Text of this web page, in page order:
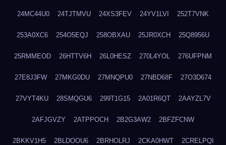
24MC44U0 24TJTMVU 24XS3FEV 24YV1LVI 252T7VNK
253A0XC6 254O5EQJ 258OBXAU 25JR0XCH 25Q8956U
25RMMEOD 26HTTV6H 26L0HESZ 270L4YOL 276UFPNM
27E8J3FW 27MKG0DU 27MNQPU0 27NBD68F 27O3D674
27VYT4KU 28SMQGU6 299T1G15 2A01R6QT 2AAYZL7V
2AFJGVZY 2ATPPOCH 2B2G3AW2 2BFZFCNW
2BKKV1H5 2BLDOOU6 2BRHOLRJ 2CKA0HWT 2CRELPQI